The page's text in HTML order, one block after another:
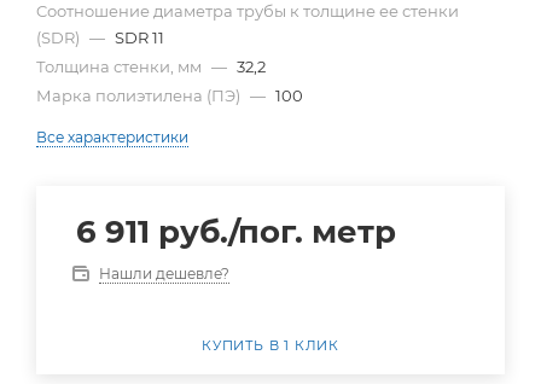
Cоотношение диаметра трубы к толщине ее стенки
(SDR) — SDR 11
Толщина стенки, мм — 32,2
Марка полиэтилена (ПЭ) — 100
Все характеристики
6 911 руб./пог. метр
Нашли дешевле?
КУПИТЬ В 1 КЛИК